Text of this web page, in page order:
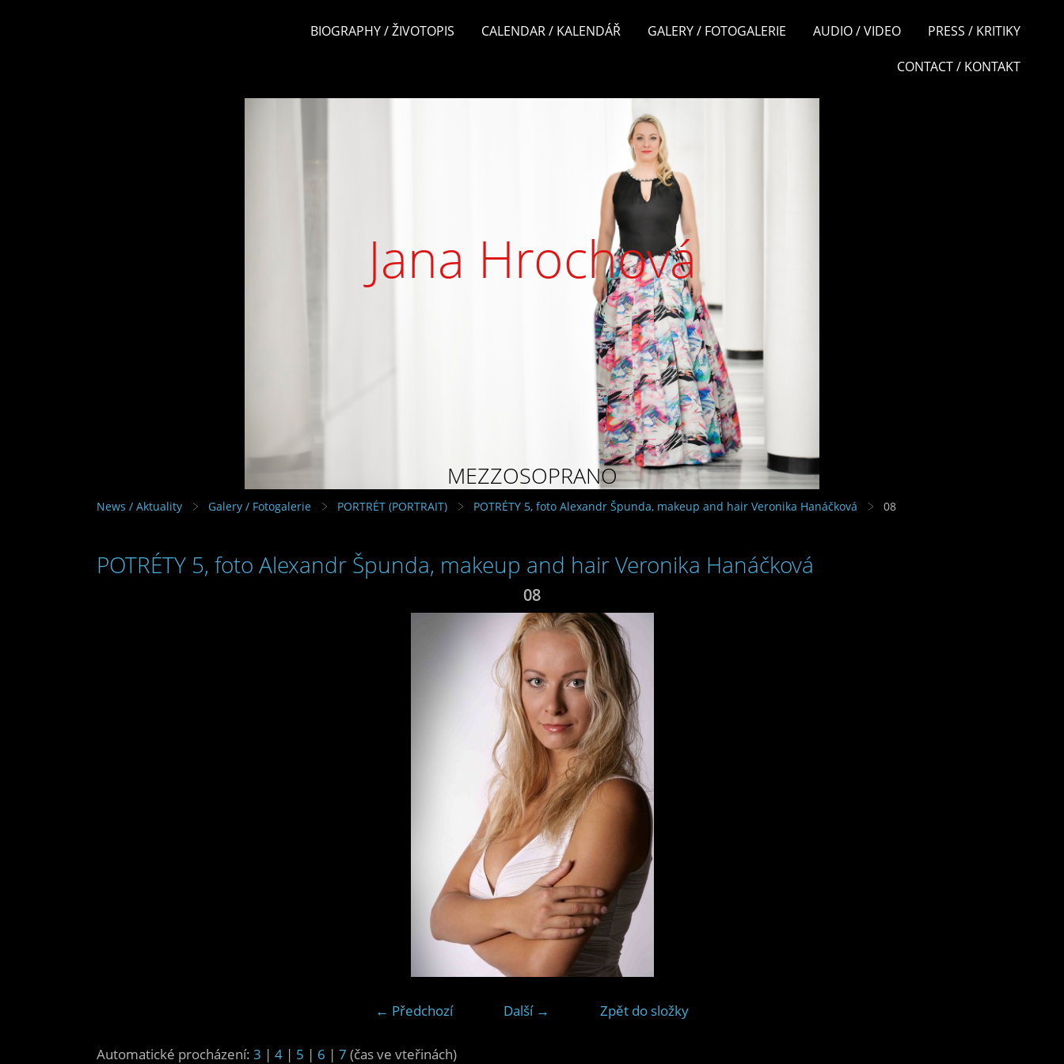
BIOGRAPHY / ŽIVOTOPIS CALENDAR / KALENDÁŘ GALERY / FOTOGALERIE AUDIO / VIDEO PRESS / KRITIKY
CONTACT / KONTAKT
Jana Hrochová
MEZZOSOPRANO
News / Aktuality Galery / Fotogalerie PORTRÉT (PORTRAIT) POTRÉTY 5, foto Alexandr Špunda, makeup and hair Veronika Hanáčková 08
POTRÉTY 5, foto Alexandr Špunda, makeup and hair Veronika Hanáčková
08
← Předchozí Další → Zpět do složky
Automatické procházení: 3 | 4 | 5 | 6 | 7 (čas ve vteřinách)